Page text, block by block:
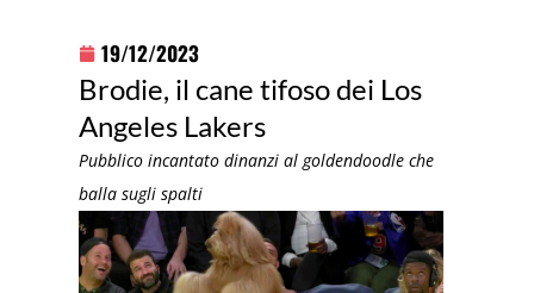
19/12/2023
Brodie, il cane tifoso dei Los
Angeles Lakers
Pubblico incantato dinanzi al goldendoodle che
balla sugli spalti